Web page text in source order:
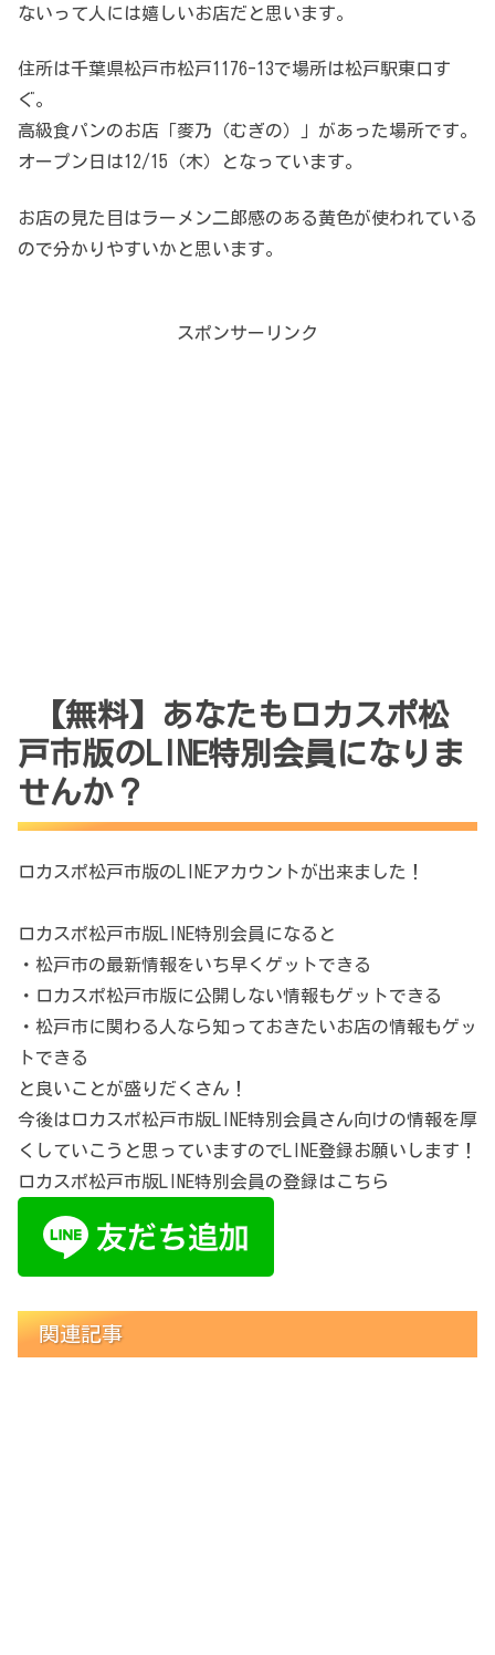
ないって人には嬉しいお店だと思います。
住所は千葉県松戸市松戸1176-13で場所は松戸駅東口す
ぐ。
高級食パンのお店「麥乃（むぎの）」があった場所です。
オープン日は12/15（木）となっています。
お店の見た目はラーメン二郎感のある黄色が使われている
ので分かりやすいかと思います。
スポンサーリンク
【無料】あなたもロカスポ松
戸市版のLINE特別会員になりま
せんか？
ロカスポ松戸市版のLINEアカウントが出来ました！
ロカスポ松戸市版LINE特別会員になると
・松戸市の最新情報をいち早くゲットできる
・ロカスポ松戸市版に公開しない情報もゲットできる
・松戸市に関わる人なら知っておきたいお店の情報もゲッ
トできる
と良いことが盛りだくさん！
今後はロカスポ松戸市版LINE特別会員さん向けの情報を厚
くしていこうと思っていますのでLINE登録お願いします！
ロカスポ松戸市版LINE特別会員の登録はこちら
関連記事